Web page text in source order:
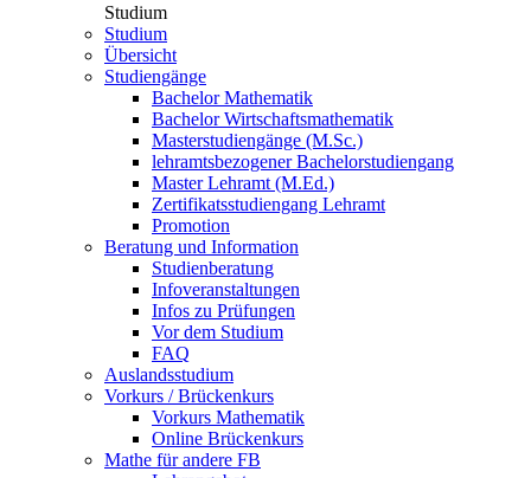
Studium
Studium
Übersicht
Studiengänge
Bachelor Mathematik
Bachelor Wirtschaftsmathematik
Masterstudiengänge (M.Sc.)
lehramtsbezogener Bachelorstudiengang
Master Lehramt (M.Ed.)
Zertifikatsstudiengang Lehramt
Promotion
Beratung und Information
Studienberatung
Infoveranstaltungen
Infos zu Prüfungen
Vor dem Studium
FAQ
Auslandsstudium
Vorkurs / Brückenkurs
Vorkurs Mathematik
Online Brückenkurs
Mathe für andere FB